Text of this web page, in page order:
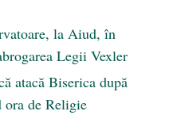
la Aiud, în
Legii Vexler
atacă Biserica după
ora de Religie